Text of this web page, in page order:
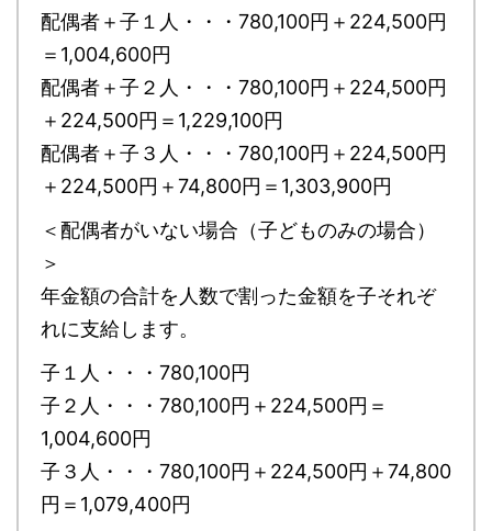
配偶者＋子１人・・・780,100円＋224,500円
＝1,004,600円
配偶者＋子２人・・・780,100円＋224,500円
＋224,500円＝1,229,100円
配偶者＋子３人・・・780,100円＋224,500円
＋224,500円＋74,800円＝1,303,900円
＜配偶者がいない場合（子どものみの場合）
＞
年金額の合計を人数で割った金額を子それぞ
れに支給します。
子１人・・・780,100円
子２人・・・780,100円＋224,500円＝
1,004,600円
子３人・・・780,100円＋224,500円＋74,800
円＝1,079,400円